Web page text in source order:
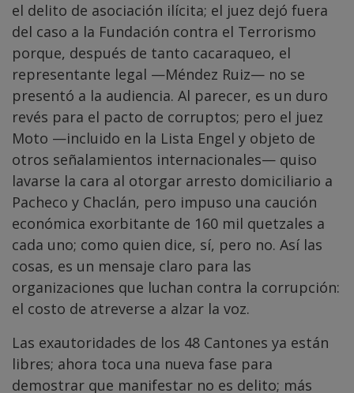
el delito de asociación ilícita; el juez dejó fuera
del caso a la Fundación contra el Terrorismo
porque, después de tanto cacaraqueo, el
representante legal —Méndez Ruiz— no se
presentó a la audiencia. Al parecer, es un duro
revés para el pacto de corruptos; pero el juez
Moto —incluido en la Lista Engel y objeto de
otros señalamientos internacionales— quiso
lavarse la cara al otorgar arresto domiciliario a
Pacheco y Chaclán, pero impuso una caución
económica exorbitante de 160 mil quetzales a
cada uno; como quien dice, sí, pero no. Así las
cosas, es un mensaje claro para las
organizaciones que luchan contra la corrupción:
el costo de atreverse a alzar la voz.
Las exautoridades de los 48 Cantones ya están
libres; ahora toca una nueva fase para
demostrar que manifestar no es delito; más